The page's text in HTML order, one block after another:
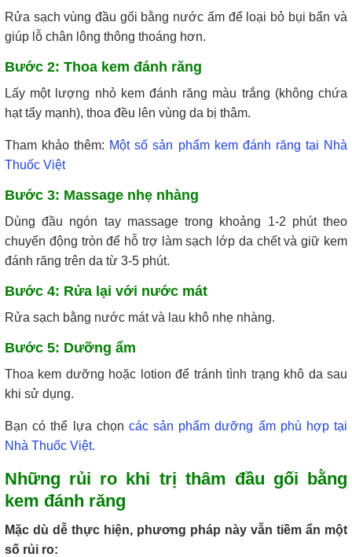
Rửa sạch vùng đầu gối bằng nước ấm để loại bỏ bụi bẩn và
giúp lỗ chân lông thông thoáng hơn.
Bước 2: Thoa kem đánh răng
Lấy một lượng nhỏ kem đánh răng màu trắng (không chứa
hạt tẩy mạnh), thoa đều lên vùng da bị thâm.
Tham khảo thêm: Một số sản phẩm kem đánh răng tại Nhà
Thuốc Việt
Bước 3: Massage nhẹ nhàng
Dùng đầu ngón tay massage trong khoảng 1-2 phút theo
chuyển động tròn để hỗ trợ làm sạch lớp da chết và giữ kem
đánh răng trên da từ 3-5 phút.
Bước 4: Rửa lại với nước mát
Rửa sạch bằng nước mát và lau khô nhẹ nhàng.
Bước 5: Dưỡng ẩm
Thoa kem dưỡng hoặc lotion để tránh tình trạng khô da sau
khi sử dụng.
Bạn có thể lựa chọn các sản phẩm dưỡng ẩm phù hợp tại
Nhà Thuốc Việt.
Những rủi ro khi trị thâm đầu gối bằng
kem đánh răng
Mặc dù dễ thực hiện, phương pháp này vẫn tiềm ẩn một
số rủi ro: